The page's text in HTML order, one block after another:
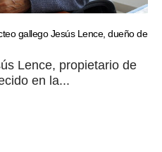
gallego Jesús Lence, dueño de
Lence, propietario de
en la...